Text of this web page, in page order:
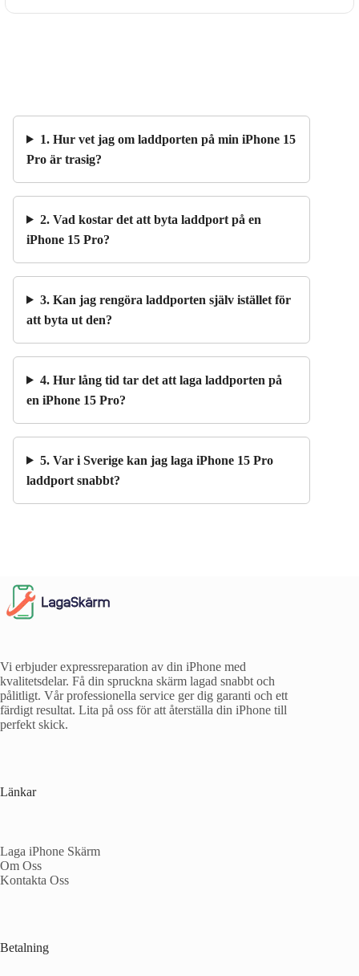
1. Hur vet jag om laddporten på min iPhone 15
Pro är trasig?
2. Vad kostar det att byta laddport på en
iPhone 15 Pro?
3. Kan jag rengöra laddporten själv istället för
att byta ut den?
4. Hur lång tid tar det att laga laddporten på
en iPhone 15 Pro?
5. Var i Sverige kan jag laga iPhone 15 Pro
laddport snabbt?
Vi erbjuder expressreparation av din iPhone med
kvalitetsdelar. Få din spruckna skärm lagad snabbt och
pålitligt. Vår professionella service ger dig garanti och ett
färdigt resultat. Lita på oss för att återställa din iPhone till
perfekt skick.
Länkar
Laga iPhone Skärm
Om Oss
Kontakta Oss
Betalning